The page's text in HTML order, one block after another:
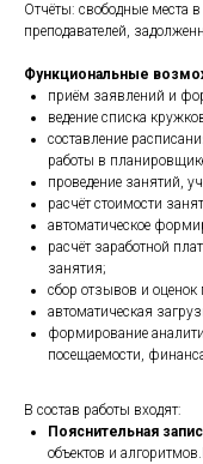
Отчёты: свободные места
преподавателей,
Функциональные
приём заявлений и
ведение списка
составление
работы в
проведение занятий,
расчёт стоимости
автоматическое
расчёт заработной
занятия;
сбор отзывов и оценок
автоматическая
формирование
посещаемости,
В состав работы входят:
Пояснительная
объектов и